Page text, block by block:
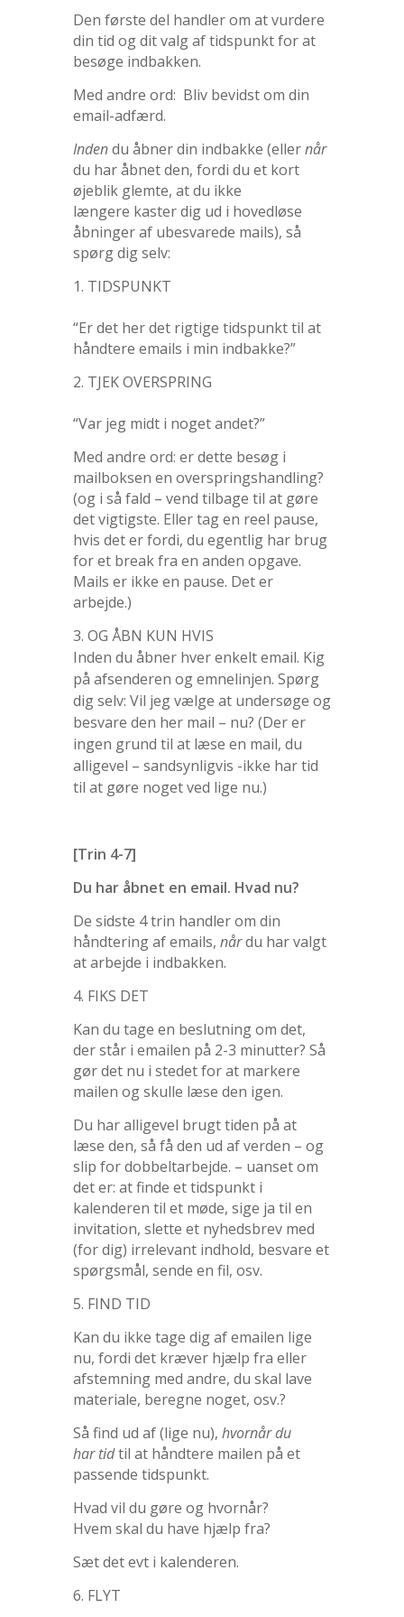
Den første del handler om at vurdere
din tid og dit valg af tidspunkt for at
besøge indbakken.
Med andre ord: Bliv bevidst om din
email-adfærd.
Indendu åbner din indbakke (ellernår
du har åbnet den, fordi du et kort
øjeblik glemte, at du ikke
længere kaster dig ud i hovedløse
åbninger af ubesvarede mails), så
spørg dig selv:
1. TIDSPUNKT
“Er det her det rigtige tidspunkt til at
håndtere emails i min indbakke?”
2. TJEK OVERSPRING
“Var jeg midt i noget andet?”
Med andre ord: er dette besøg i
mailboksen en overspringshandling?
(og i så fald – vend tilbage til at gøre
det vigtigste. Eller tag en reel pause,
hvis det er fordi, du egentlig har brug
for et break fra en anden opgave.
Mails er ikke en pause. Det er
arbejde.)
3. OG ÅBN KUN HVIS
Inden du åbner hver enkelt email. Kig
på afsenderen og emnelinjen. Spørg
dig selv: Vil jeg vælge at undersøge og
besvare den her mail – nu? (Der er
ingen grund til at læse en mail, du
alligevel – sandsynligvis -ikke har tid
til at gøre noget ved lige nu.)
[Trin 4-7]
Du har åbnet en email. Hvad nu?
De sidste 4 trin handler om din
håndtering af emails, nårdu har valgt
at arbejde i indbakken.
4. FIKS DET
Kan du tage en beslutning om det,
der står i emailen på 2-3 minutter? Så
gør det nu i stedet for at markere
mailen og skulle læse den igen.
Du har alligevel brugt tiden på at
læse den, så få den ud af verden – og
slip for dobbeltarbejde. – uanset om
det er: at finde et tidspunkt i
kalenderen til et møde, sige ja til en
invitation, slette et nyhedsbrev med
(for dig) irrelevant indhold, besvare et
spørgsmål, sende en fil, osv.
5. FIND TID
Kan du ikke tage dig af emailen lige
nu, fordi det kræver hjælp fra eller
afstemning med andre, du skal lave
materiale, beregne noget, osv.?
Så find ud af (lige nu), hvornår du
har tidtil at håndtere mailen på et
passende tidspunkt.
Hvad vil du gøre og hvornår?
Hvem skal du have hjælp fra?
Sæt det evt i kalenderen.
6. FLYT